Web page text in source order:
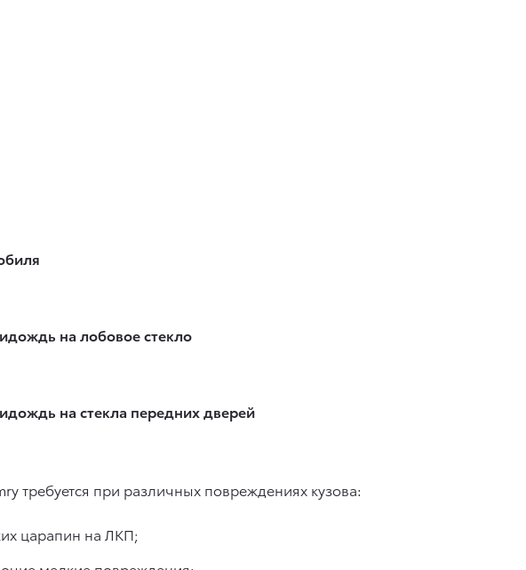
на лобовое стекло
на стекла передних дверей
требуется при различных повреждениях кузова:
царапин на ЛКП;